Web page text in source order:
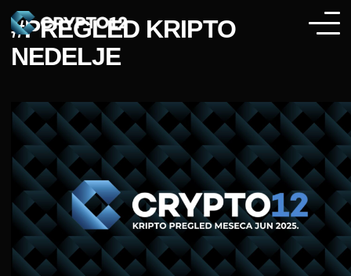
#PREGLED KRIPTO
NEDELJE